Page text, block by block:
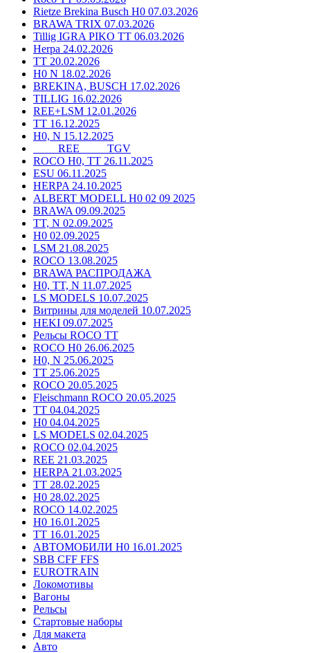
Rietze Brekina Busch H0 07.03.2026
BRAWA TRIX 07.03.2026
Tillig IGRA PIKO TT 06.03.2026
Herpa 24.02.2026
TT 20.02.2026
H0 N 18.02.2026
BREKINA, BUSCH 17.02.2026
TILLIG 16.02.2026
REE+LSM 12.01.2026
TT 16.12.2025
H0, N 15.12.2025
____ REE ____ TGV
ROCO H0, TT 26.11.2025
ESU 06.11.2025
HERPA 24.10.2025
ALBERT MODELL H0 02 09 2025
BRAWA 09.09.2025
TT, N 02.09.2025
H0 02.09.2025
LSM 21.08.2025
ROCO 13.08.2025
BRAWA РАСПРОДАЖА
H0, TT, N 11.07.2025
LS MODELS 10.07.2025
Витрины для моделей 10.07.2025
HEKI 09.07.2025
Рельсы ROCO TT
ROCO H0 26.06.2025
H0, N 25.06.2025
TT 25.06.2025
ROCO 20.05.2025
Fleischmann ROCO 20.05.2025
TT 04.04.2025
H0 04.04.2025
LS MODELS 02.04.2025
ROCO 02.04.2025
REE 21.03.2025
HERPA 21.03.2025
TT 28.02.2025
H0 28.02.2025
ROCO 14.02.2025
H0 16.01.2025
TT 16.01.2025
АВТОМОБИЛИ H0 16.01.2025
SBB CFF FFS
EUROTRAIN
Локомотивы
Вагоны
Рельсы
Стартовые наборы
Для макета
Авто